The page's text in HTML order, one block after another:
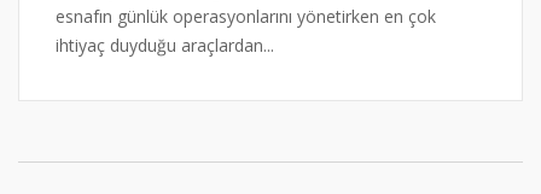
esnafın günlük operasyonlarını yönetirken en çok
ihtiyaç duyduğu araçlardan...